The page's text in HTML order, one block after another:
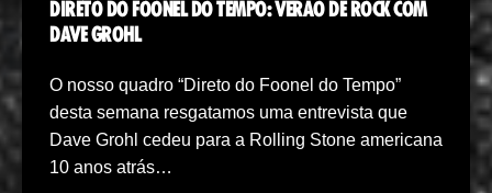
DIRETO DO FOONEL DO TEMPO: VERÃO DE ROCK COM
DAVE GROHL
O nosso quadro “Direto do Foonel do Tempo”
desta semana resgatamos uma entrevista que
Dave Grohl cedeu para a Rolling Stone americana
10 anos atrás…